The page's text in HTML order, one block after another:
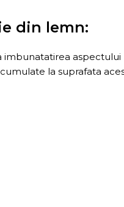
din lemn:
la suprafata